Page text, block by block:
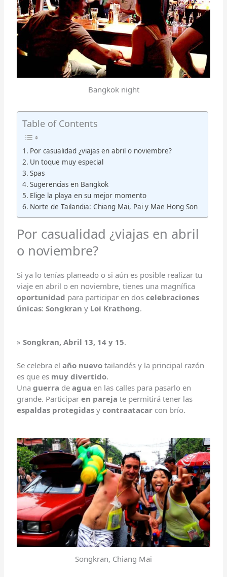
Bangkok night
Table of Contents
Por casualidad ¿viajas en abril o noviembre?
Un toque muy especial
Spas
Sugerencias en Bangkok
Elige la playa en su mejor momento
Norte de Tailandia: Chiang Mai, Pai y Mae Hong Son
Por casualidad ¿viajas en abril
o noviembre?
Si ya lo tenías planeado o si aún es posible realizar tu
viaje en abril o en noviembre, tienes una magnífica
oportunidad para participar en doscelebraciones
únicas:Songkran y Loi Krathong.
»Songkran, Abril 13, 14 y 15.
Se celebra elaño nuevo tailandés y la principal razón
es que es muy divertido.
Unaguerra de agua en las calles para pasarlo en
grande. Participaren pareja te permitirá tener las
espaldas protegidas ycontraatacar con brío.
Songkran, Chiang Mai